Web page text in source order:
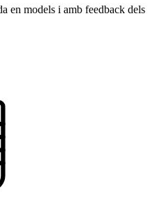
en models i amb feedback dels